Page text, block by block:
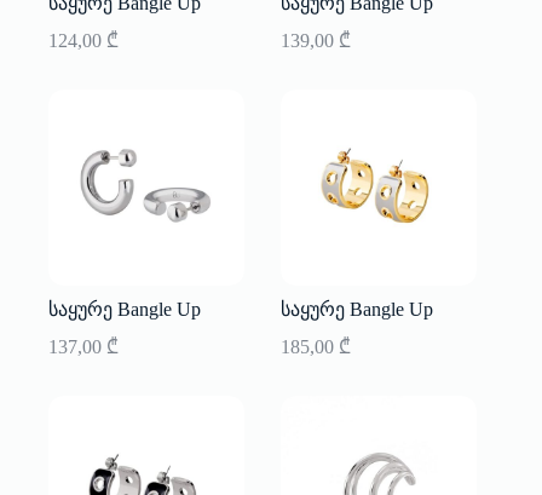
124,00 ₾
139,00 ₾
საყურე Bangle Up
137,00 ₾
საყურე Bangle Up
185,00 ₾